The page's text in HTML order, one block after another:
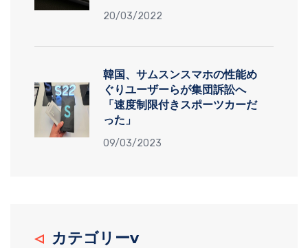
20/03/2022
韓国、サムスンスマホの性能め
ぐりユーザーらが集団訴訟へ
「速度制限付きスポーツカーだ
った」
09/03/2023
カテゴリーv